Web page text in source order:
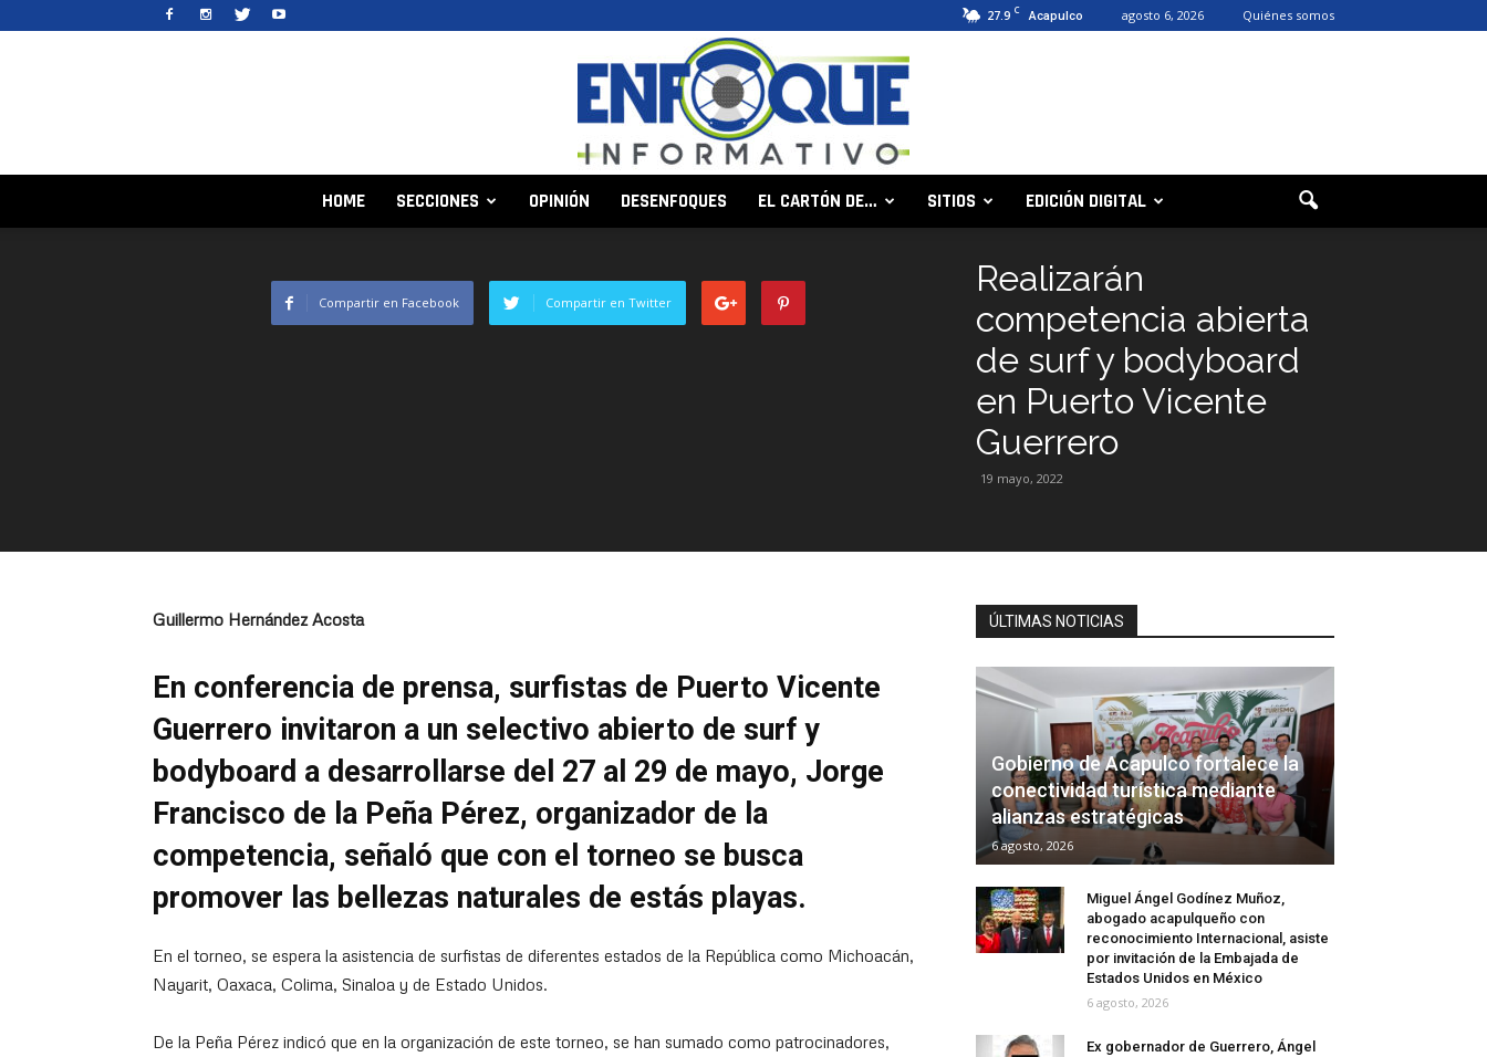
27.9 C Acapulco agosto 6, 2026 Quiénes somos
HOME SECCIONES OPINIÓN DESENFOQUES EL CARTÓN DE… SITIOS EDICIÓN DIGITAL
Realizarán
competencia abierta
de surf y bodyboard
en Puerto Vicente
Guerrero
19 mayo, 2022
Compartir en Facebook Compartir en Twitter
Guillermo Hernández Acosta
En conferencia de prensa, surfistas de Puerto Vicente
Guerrero invitaron a un selectivo abierto de surf y
bodyboard a desarrollarse del 27 al 29 de mayo, Jorge
Francisco de la Peña Pérez, organizador de la
competencia, señaló que con el torneo se busca
promover las bellezas naturales de estás playas.
En el torneo, se espera la asistencia de surfistas de diferentes estados de la República como Michoacán,
Nayarit, Oaxaca, Colima, Sinaloa y de Estado Unidos.
De la Peña Pérez indicó que en la organización de este torneo, se han sumado como patrocinadores,
ÚLTIMAS NOTICIAS
Gobierno de Acapulco fortalece la
conectividad turística mediante
alianzas estratégicas
6 agosto, 2026
Miguel Ángel Godínez Muñoz,
abogado acapulqueño con
reconocimiento Internacional, asiste
por invitación de la Embajada de
Estados Unidos en México
6 agosto, 2026
Ex gobernador de Guerrero, Ángel